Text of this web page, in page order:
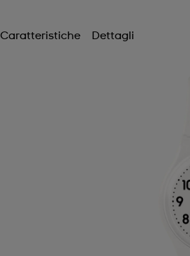
Caratteristiche Dettagli